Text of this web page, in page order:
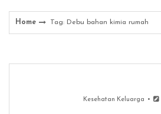
Home Tag: Debu bahan kimia rumah
Kesehatan Keluarga